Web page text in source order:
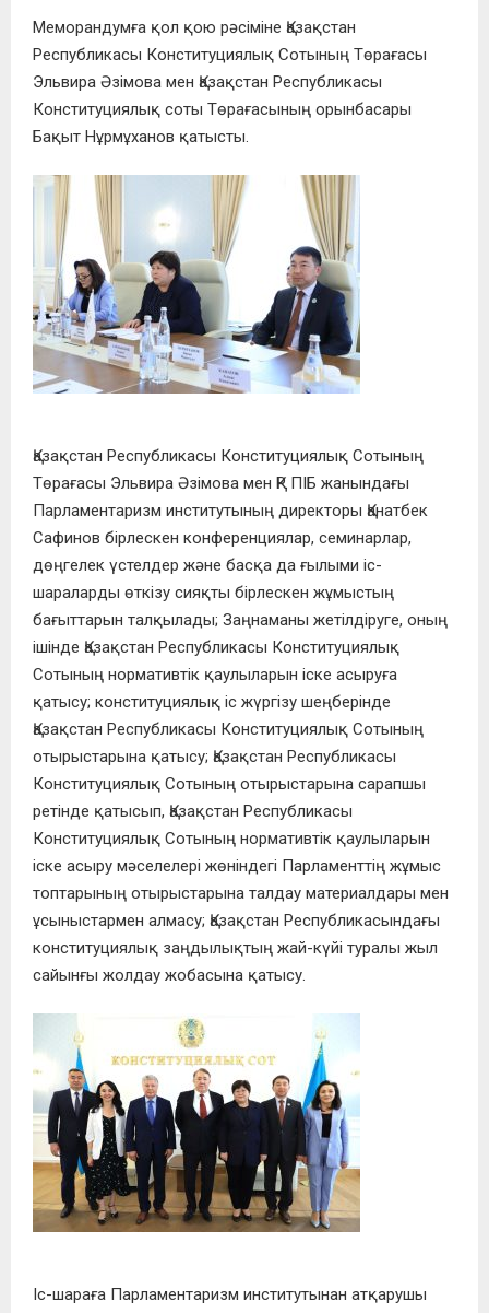
Меморандумға қол қою рәсіміне Қазақстан
Республикасы Конституциялық Сотының Төрағасы
Эльвира Әзімова мен Қазақстан Республикасы
Конституциялық соты Төрағасының орынбасары
Бақыт Нұрмұханов қатысты.
Қазақстан Республикасы Конституциялық Сотының
Төрағасы Эльвира Әзімова мен ҚР ПІБ жанындағы
Парламентаризм институтының директоры Қанатбек
Сафинов бірлескен конференциялар, семинарлар,
дөңгелек үстелдер және басқа да ғылыми іс-
шараларды өткізу сияқты бірлескен жұмыстың
бағыттарын талқылады; Заңнаманы жетілдіруге, оның
ішінде Қазақстан Республикасы Конституциялық
Сотының нормативтік қаулыларын іске асыруға
қатысу; конституциялық іс жүргізу шеңберінде
Қазақстан Республикасы Конституциялық Сотының
отырыстарына қатысу; Қазақстан Республикасы
Конституциялық Сотының отырыстарына сарапшы
ретінде қатысып, Қазақстан Республикасы
Конституциялық Сотының нормативтік қаулыларын
іске асыру мәселелері жөніндегі Парламенттің жұмыс
топтарының отырыстарына талдау материалдары мен
ұсыныстармен алмасу; Қазақстан Республикасындағы
конституциялық заңдылықтың жай-күйі туралы жыл
сайынғы жолдау жобасына қатысу.
Іс-шараға Парламентаризм институтынан атқарушы